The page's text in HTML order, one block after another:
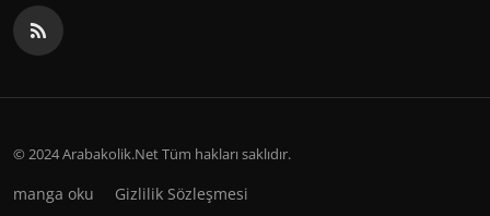
© 2024 Arabakolik.Net Tüm hakları saklıdır.
manga oku Gizlilik Sözleşmesi